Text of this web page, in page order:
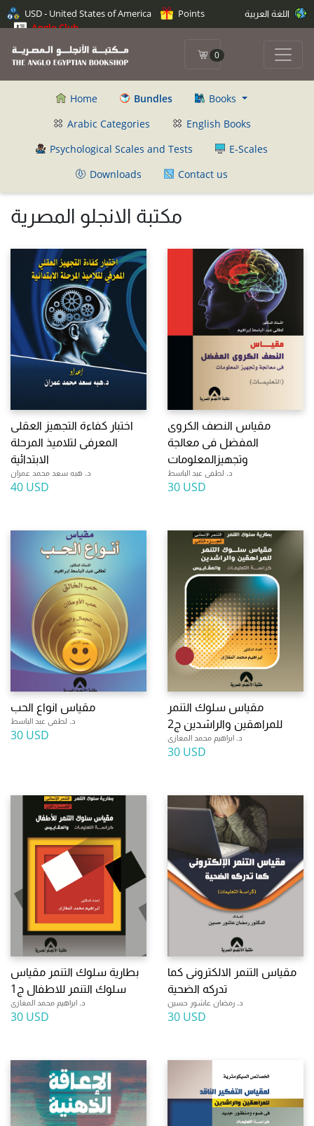
USD - United States of America
Points
Anglo Club
0
Home Bundles
Books
Arabic Categories
English Books
Psychological Scales and Tests
E-Scales
Downloads
Contact us
مكتبة الانجلو المصرية
اختبار كفاءة التجهيز العقلى
المعرفى لتلاميذ المرحلة
الابتدائية
د. هبه سعد محمد عمران
40 USD
مقياس النصف الكروى
المفضل فى معالجة
وتجهيزالمعلومات
د. لطفى عبد الباسط
30 USD
مقياس انواع الحب
د. لطفى عبد الباسط
30 USD
مقياس سلوك التنمر
للمراهقين والراشدين ج2
د. ابراهيم محمد المغازى
30 USD
بطارية سلوك التنمر مقياس
سلوك التنمر للاطفال ج1
د. ابراهيم محمد المغازى
30 USD
مقياس التنمر الالكترونى كما
تدركه الضحية
د. رمضان عاشور حسين
30 USD